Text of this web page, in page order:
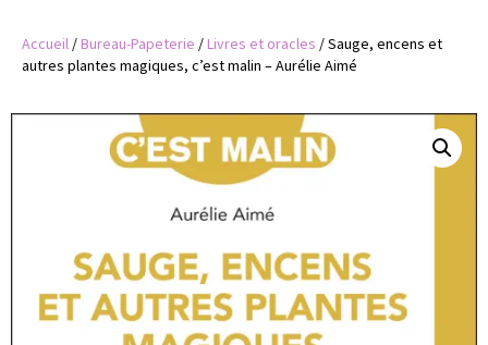
Accueil /Bureau-Papeterie /Livres et oracles / Sauge, encens et
autres plantes magiques, c’est malin – Aurélie Aimé